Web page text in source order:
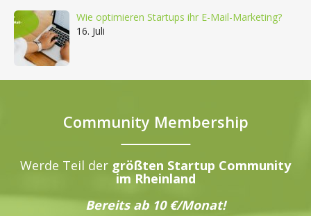
Wie optimieren Startups ihr E-Mail-Marketing?
16. Juli
Community Membership
Werde Teil der größten Startup Community
im Rheinland
Bereits ab 10 €/Monat!